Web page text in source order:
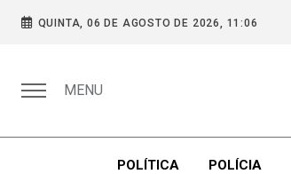
QUINTA, 06 DE AGOSTO DE 2026, 11:06
MENU
POLÍTICA POLÍCIA